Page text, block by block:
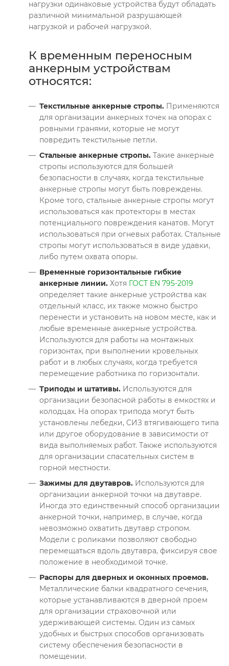
нагрузки одинаковые устройства будут обладать
различной минимальной разрушающей
нагрузкой и рабочей нагрузкой.
К временным переносным
анкерным устройствам
относятся:
Текстильные анкерные стропы. Применяются
для организации анкерных точек на опорах с
ровными гранями, которые не могут
повредить текстильные петли.
Стальные анкерные стропы. Такие анкерные
стропы используются для большей
безопасности в случаях, когда текстильные
анкерные стропы могут быть повреждены.
Кроме того, стальные анкерные стропы могут
использоваться как протекторы в местах
потенциального повреждения канатов. Могут
использоваться при огневых работах. Стальные
стропы могут использоваться в виде удавки,
либо путем охвата опоры.
Временные горизонтальные гибкие
анкерные линии. Хотя ГОСТ EN 795-2019
определяет такие анкерные устройства как
отдельный класс, их также можно быстро
перенести и установить на новом месте, как и
любые временные анкерные устройства.
Используются для работы на монтажных
горизонтах, при выполнении кровельных
работ и в любых случаях, когда требуется
перемещение работника по горизонтали.
Триподы и штативы. Используются для
организации безопасной работы в емкостях и
колодцах. На опорах трипода могут быть
установлены лебедки, СИЗ втягивающего типа
или другое оборудование в зависимости от
вида выполняемых работ. Также используются
для организации спасательных систем в
горной местности.
Зажимы для двутавров. Используются для
организации анкерной точки на двутавре.
Иногда это единственный способ организации
анкерной точки, например, в случае, когда
невозможно охватить двутавр стропом.
Модели с роликами позволяют свободно
перемещаться вдоль двутавра, фиксируя свое
положение в необходимой точке.
Распоры для дверных и оконных проемов.
Металлические балки квадратного сечения,
которые устанавливаются в дверной проем
для организации страховочной или
удерживающей системы. Один из самых
удобных и быстрых способов организовать
систему обеспечения безопасности в
помещении.